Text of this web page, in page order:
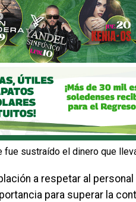
fue sustraído el dinero que
a respetar al
para superar la